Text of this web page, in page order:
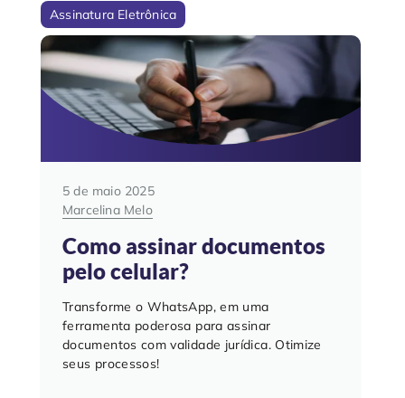
Assinatura Eletrônica
5 de maio 2025
Marcelina Melo
Como assinar documentos
pelo celular?
Transforme o WhatsApp, em uma
ferramenta poderosa para assinar
documentos com validade jurídica. Otimize
seus processos!